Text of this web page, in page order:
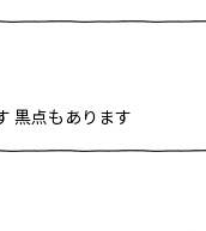
黒点もあります